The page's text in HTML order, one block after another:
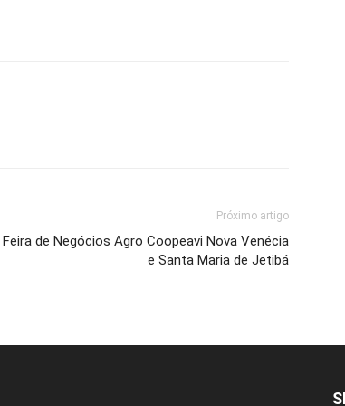
Próximo artigo
Feira de Negócios Agro Coopeavi Nova Venécia
e Santa Maria de Jetibá